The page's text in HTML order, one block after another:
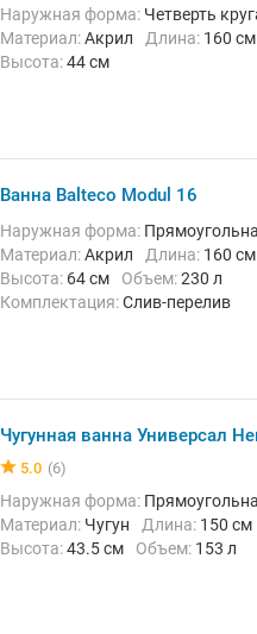
Наружная форма: Четверть
Материал:Акрил Длина: 160 см
Высота:44 см
Ванна Balteco Modul 16
Наружная форма:
Материал:Акрил Длина: 160 см
Высота: 64 см Объем:230 л
Комплектация:Слив-перелив
Чугунная ванна Универсал
5.0 (6)
Наружная форма:
Материал: Чугун Длина: 150 см
Высота:43.5 см Объем: 153 л